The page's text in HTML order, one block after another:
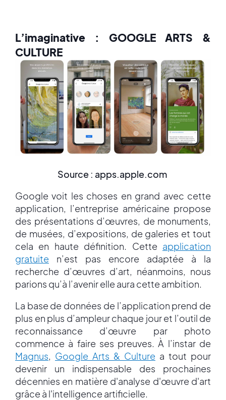
L’imaginative : GOOGLE ARTS &
CULTURE
Source : apps.apple.com
Google voit les choses en grand avec cette
application, l’entreprise américaine propose
des présentations d’œuvres, de monuments,
de musées, d’expositions, de galeries et tout
cela en haute définition. Cette application
gratuite n’est pas encore adaptée à la
recherche d’œuvres d’art, néanmoins, nous
parions qu’à l’avenir elle aura cette ambition.
La base de données de l’application prend de
plus en plus d’ampleur chaque jour et l’outil de
reconnaissance d’œuvre par photo
commence à faire ses preuves. À l’instar de
Magnus
Google Arts & Culture a tout pour
devenir un indispensable des prochaines
décennies en matière d'analyse d'œuvre d'art
grâce à l'intelligence artificielle.